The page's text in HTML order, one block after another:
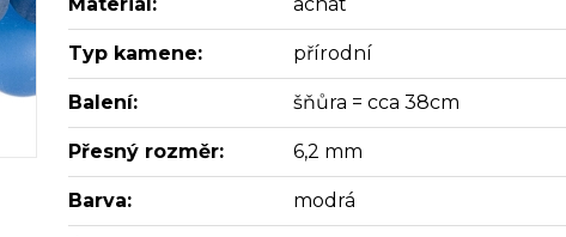
Typ kamene: přírodní
Balení: šňůra = cca 38cm
Přesný rozměr: 6,2 mm
Barva: modrá